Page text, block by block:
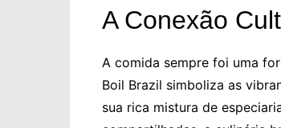
A Conexão
A comida sempre foi uma
Boil Brazil simboliza as
sua rica mistura de